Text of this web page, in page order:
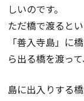
しいのです。
ただ橋で渡ると
「善入寺島」に
ら出る橋を渡っ
島に出入りする